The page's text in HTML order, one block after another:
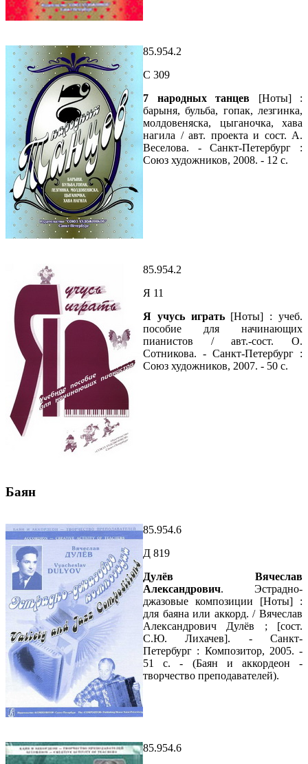
85.954.2
С 309
7 народных танцев [Ноты] :
барыня, бульба, гопак, лезгинка,
молдовеняска, цыганочка, хава
нагила / авт. проекта и сост. А.
Веселова. - Санкт-Петербург :
Союз художников, 2008. - 12 с.
85.954.2
Я 11
Я учусь играть[Ноты] : учеб.
пособие для начинающих
пианистов / авт.-сост. О.
Сотникова. - Санкт-Петербург :
Союз художников, 2007. - 50 с.
Баян
85.954.6
Д 819
Дулёв Вячеслав
Александрович. Эстрадно-
джазовые композиции [Ноты] :
для баяна или аккорд. / Вячеслав
Александрович Дулёв ; [сост.
С.Ю. Лихачев]. - Санкт-
Петербург : Композитор, 2005. -
51 с. - (Баян и аккордеон -
творчество преподавателей).
85.954.6